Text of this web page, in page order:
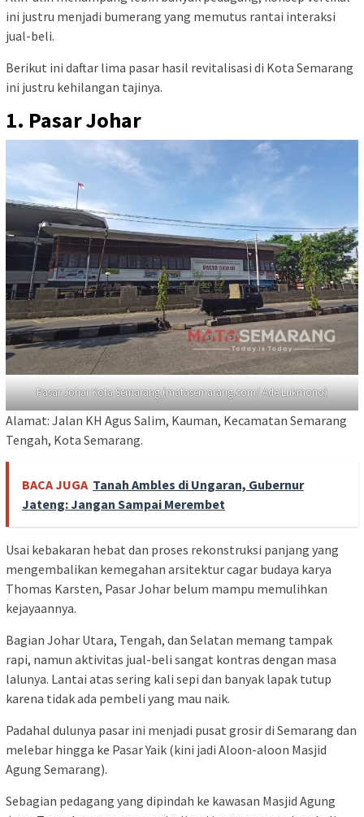
ini justru menjadi bumerang yang memutus rantai interaksi
jual-beli.
Berikut ini daftar lima pasar hasil revitalisasi di Kota Semarang
ini justru kehilangan tajinya.
1. Pasar Johar
Pasar Johar Kota Semarang (matasemarang.com/ Ade Lukmono)
Alamat: Jalan KH Agus Salim, Kauman, Kecamatan Semarang
Tengah, Kota Semarang.
BACA JUGA Tanah Ambles di Ungaran, Gubernur
Jateng: Jangan Sampai Merembet
Usai kebakaran hebat dan proses rekonstruksi panjang yang
mengembalikan kemegahan arsitektur cagar budaya karya
Thomas Karsten, Pasar Johar belum mampu memulihkan
kejayaannya.
Bagian Johar Utara, Tengah, dan Selatan memang tampak
rapi, namun aktivitas jual-beli sangat kontras dengan masa
lalunya. Lantai atas sering kali sepi dan banyak lapak tutup
karena tidak ada pembeli yang mau naik.
Padahal dulunya pasar ini menjadi pusat grosir di Semarang dan
melebar hingga ke Pasar Yaik (kini jadi Aloon-aloon Masjid
Agung Semarang).
Sebagian pedagang yang dipindah ke kawasan Masjid Agung